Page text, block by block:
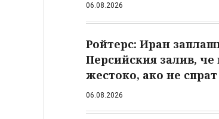
06.08.2026
Ройтерс: Иран
Персийския залив,
жестоко, ако не
06.08.2026